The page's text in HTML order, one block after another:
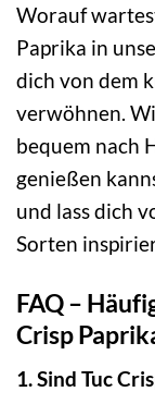
Worauf
Paprika in
dich von dem
verwöhnen.
bequem nach
genießen
und lass dich
Sorten
FAQ –
Crisp
1. Sind Tuc